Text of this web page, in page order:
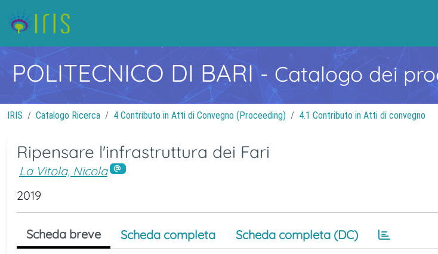
POLITECNICO DI BARI- Catalogo dei
IRIS Catalogo Ricerca 4 Contributo in Atti di Convegno (Proceeding) 4.1 Contributo in Atti di convegno
Ripensare l'infrastruttura dei Fari
La Vitola, Nicola
2019
Scheda breve Scheda completa Scheda completa (DC)